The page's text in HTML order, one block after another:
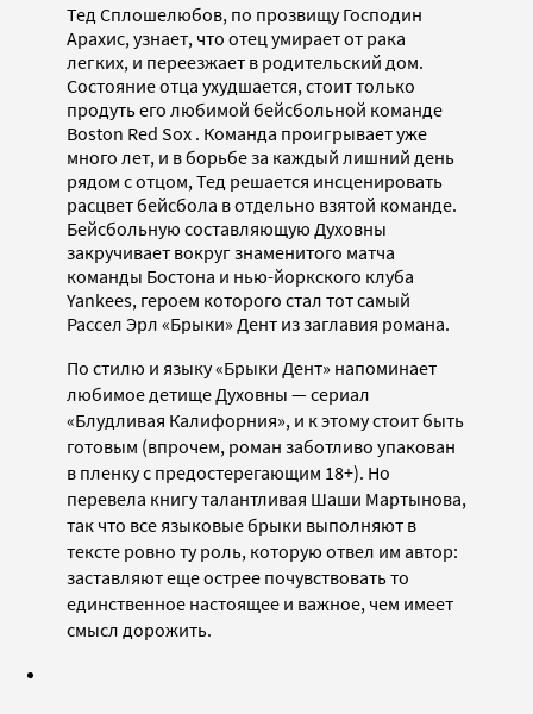
Тед Сплошелюбов, по прозвищу Господин
Арахис, узнает, что отец умирает от рака
легких, и переезжает в родительский дом.
Состояние отца ухудшается, стоит только
продуть его любимой бейсбольной команде
Вoston Red Sox . Команда проигрывает уже
много лет, и в борьбе за каждый лишний день
рядом с отцом, Тед решается инсценировать
расцвет бейсбола в отдельно взятой команде.
Бейсбольную составляющую Духовны
закручивает вокруг знаменитого матча
команды Бостона и нью-йоркского клуба
Yankees, героем которого стал тот самый
Рассел Эрл «Брыки» Дент из заглавия романа.
По стилю и языку «Брыки Дент» напоминает
любимое детище Духовны — сериал
«Блудливая Калифорния», и к этому стоит быть
готовым (впрочем, роман заботливо упакован
в пленку с предостерегающим 18+). Но
перевела книгу талантливая Шаши Мартынова,
так что все языковые брыки выполняют в
тексте ровно ту роль, которую отвел им автор:
заставляют еще острее почувствовать то
единственное настоящее и важное, чем имеет
смысл дорожить.